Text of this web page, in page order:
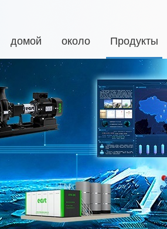
домой около Продукты